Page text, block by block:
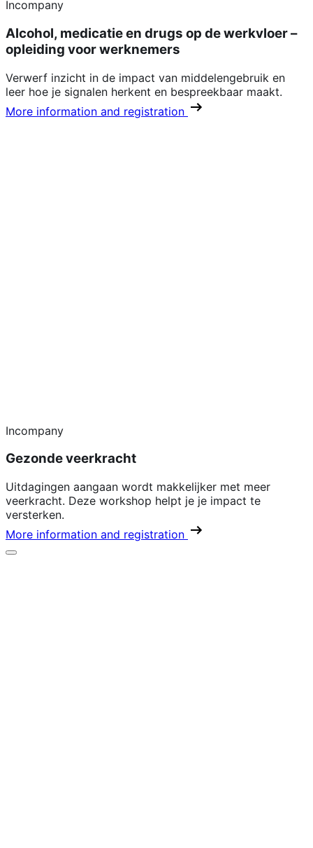
Incompany
Alcohol, medicatie en drugs op de werkvloer –
opleiding voor werknemers
Verwerf inzicht in de impact van middelengebruik en
leer hoe je signalen herkent en bespreekbaar maakt.
More information and registration
Incompany
Gezonde veerkracht
Uitdagingen aangaan wordt makkelijker met meer
veerkracht. Deze workshop helpt je je impact te
versterken.
More information and registration